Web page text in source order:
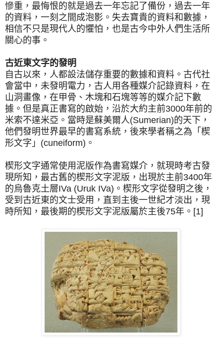
慘重，最悔恨的就是過去一年忘記了備份，過去一年
的資料，一刻之間成泡影。失去寶貴的資料和數據，
相信不只是現代人的懼怕，也是古今中外人們生活所
關心的事。
古近東文字的發明
自古以來，人都設法儲存重要的數據和資料。古代社
會當中，未發明電力，古人用各種媒介記錄資料，在
山洞畫像，在甲骨、木塊和石塊等等的媒介記下數
據。但是真正書寫的啟始，沿於大約主前3000年前的
米索不達米亞。當時是蘇美爾人(Sumerian)的天下，
他們發明世界最早的書寫系統，後來學者稱之為「楔
形文字」(cuneiform)。
楔形文字通常使用泥版作為書寫媒介，就現時考古發
現所知，最古舊的楔形文字泥版，出現於主前3400年
的烏魯克土層IVa (Uruk IVa)。楔形文字從發明之後，
受到古近東的文士受用，直到主後一世紀才淡出，現
時所知，最後期的楔形文字泥版屬於主後75年。[1]